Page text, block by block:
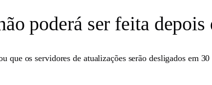
poderá ser feita
que os servidores de atualizações serão desligados em